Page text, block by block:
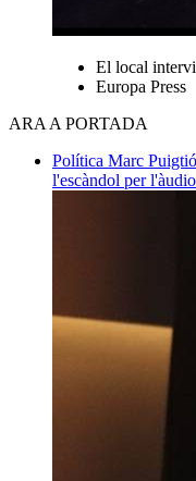
El local
Europa Press
ARA A PORTADA
Política Marc
l'escàndol per